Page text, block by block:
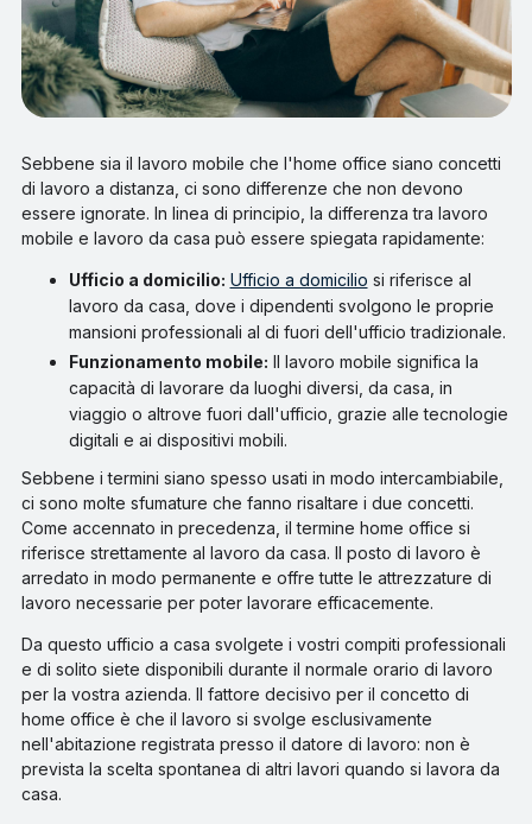
Sebbene sia il lavoro mobile che l'home office siano concetti
di lavoro a distanza, ci sono differenze che non devono
essere ignorate. In linea di principio, la differenza tra lavoro
mobile e lavoro da casa può essere spiegata rapidamente:
Ufficio a domicilio: Ufficio a domicilio si riferisce al
lavoro da casa, dove i dipendenti svolgono le proprie
mansioni professionali al di fuori dell'ufficio tradizionale.
Funzionamento mobile: Il lavoro mobile significa la
capacità di lavorare da luoghi diversi, da casa, in
viaggio o altrove fuori dall'ufficio, grazie alle tecnologie
digitali e ai dispositivi mobili.
Sebbene i termini siano spesso usati in modo intercambiabile,
ci sono molte sfumature che fanno risaltare i due concetti.
Come accennato in precedenza, il termine home office si
riferisce strettamente al lavoro da casa. Il posto di lavoro è
arredato in modo permanente e offre tutte le attrezzature di
lavoro necessarie per poter lavorare efficacemente.
Da questo ufficio a casa svolgete i vostri compiti professionali
e di solito siete disponibili durante il normale orario di lavoro
per la vostra azienda. Il fattore decisivo per il concetto di
home office è che il lavoro si svolge esclusivamente
nell'abitazione registrata presso il datore di lavoro: non è
prevista la scelta spontanea di altri lavori quando si lavora da
casa.